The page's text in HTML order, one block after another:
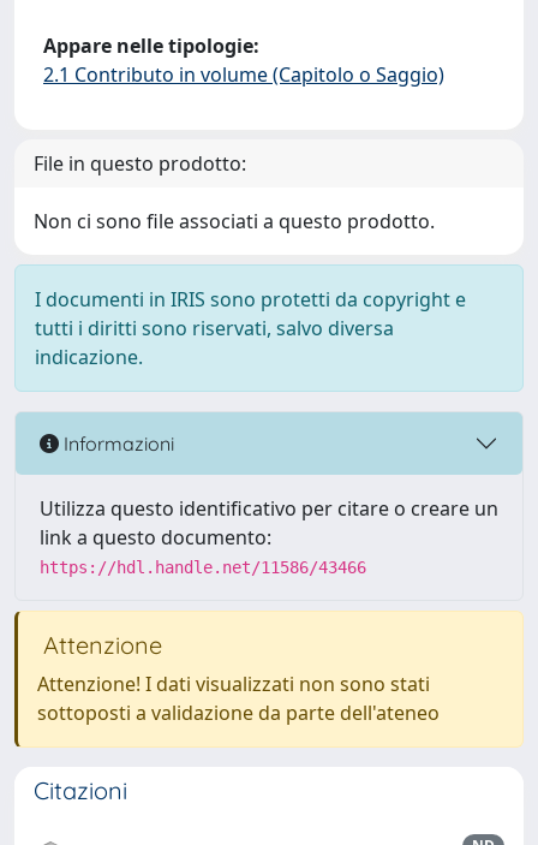
Appare nelle tipologie:
2.1 Contributo in volume (Capitolo o Saggio)
File in questo prodotto:
Non ci sono file associati a questo prodotto.
I documenti in IRIS sono protetti da copyright e
tutti i diritti sono riservati, salvo diversa
indicazione.
Informazioni
Utilizza questo identificativo per citare o creare un
link a questo documento:
https://hdl.handle.net/11586/43466
Attenzione
Attenzione! I dati visualizzati non sono stati
sottoposti a validazione da parte dell'ateneo
Citazioni